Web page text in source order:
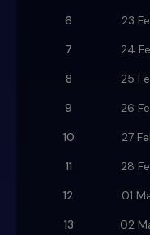
6
23
7
24
8
25
9
26
10
27
11
28
12
01
13
02